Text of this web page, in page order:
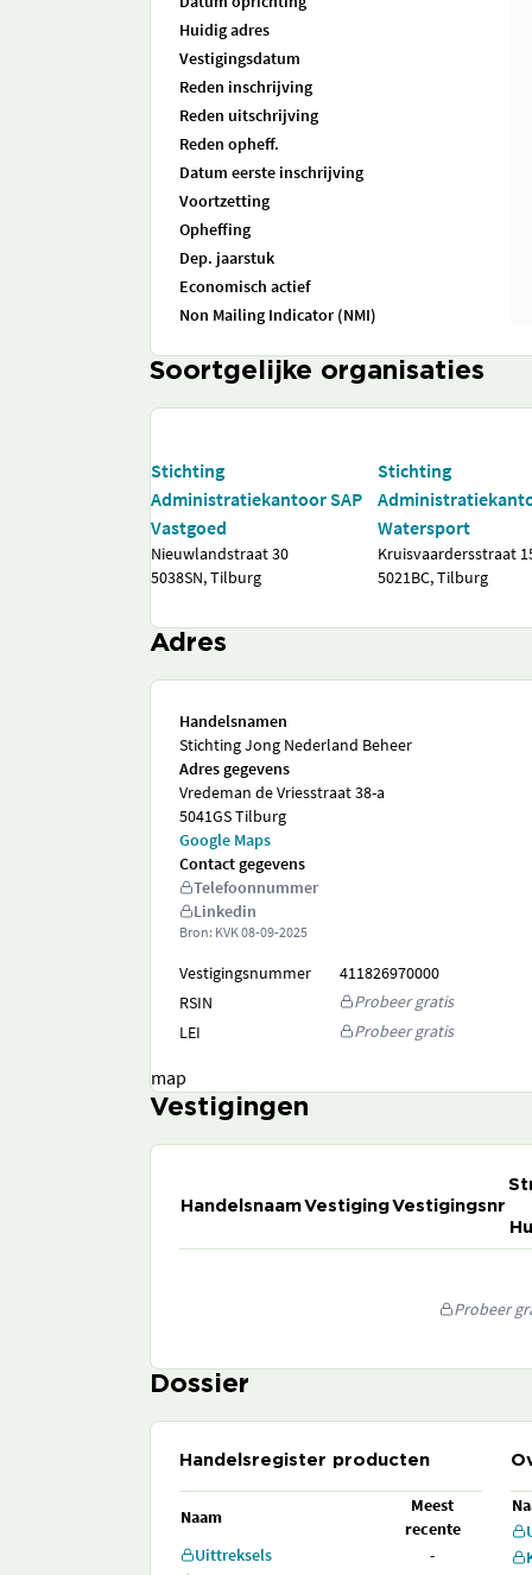
Huidig adres
Vestigingsdatum
Reden inschrijving
Reden uitschrijving
Reden opheff.
Datum eerste inschrijving
Voortzetting
Opheffing
Dep. jaarstuk
Economisch actief
Non Mailing Indicator (NMI)
Soortgelijke organisaties
Stichting
Administratiekantoor SAP
Vastgoed
Nieuwlandstraat 30
5038SN, Tilburg
Stichting
Watersport
Kruisvaardersstraat
5021BC, Tilburg
Adres
Handelsnamen
Stichting Jong Nederland Beheer
Adres gegevens
Vredeman de Vriesstraat 38-a
5041GS Tilburg
Google Maps
Contact gegevens
Telefoonnummer
Linkedin
Bron: KVK08-09-2025
Vestigingsnummer
411826970000
RSIN
Probeer gratis
LEI
Probeer gratis
map
Vestigingen
HandelsnaamVestigingVestigingsnr
Probeer
Dossier
Handelsregister producten
Naam
Meest
recente
Uittreksels
-